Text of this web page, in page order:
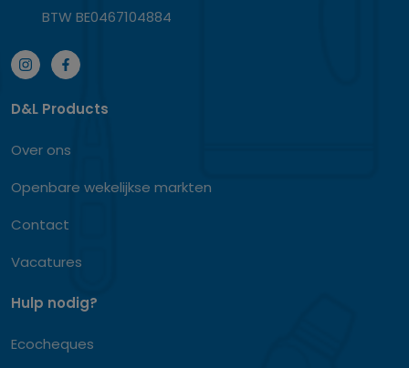
BTW BE0467104884
D&L Products
Over ons
Openbare wekelijkse markten
Contact
Vacatures
Hulp nodig?
Ecocheques